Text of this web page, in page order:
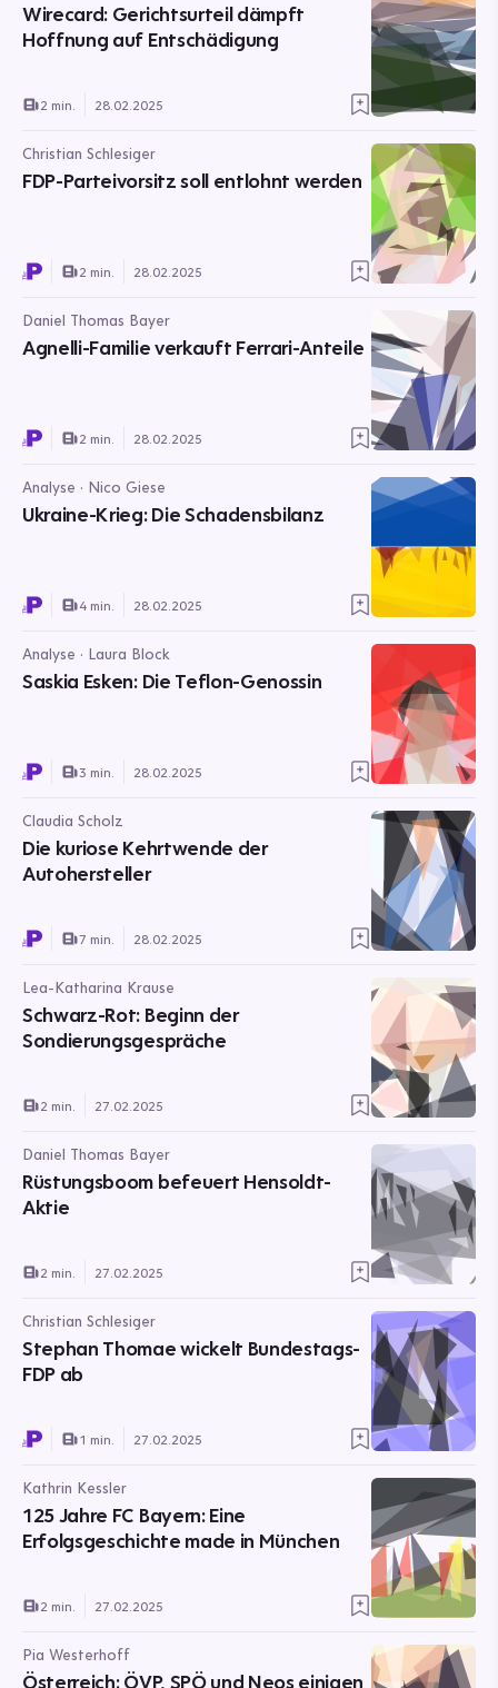
Wirecard: Gerichtsurteil dämpft
Hoffnung auf Entschädigung
2 min. 28.02.2025
Christian Schlesiger
FDP-Parteivorsitz soll entlohnt werden
2 min. 28.02.2025
Daniel Thomas Bayer
Agnelli-Familie verkauft Ferrari-Anteile
2 min. 28.02.2025
Analyse · Nico Giese
Ukraine-Krieg: Die Schadensbilanz
4 min. 28.02.2025
Analyse · Laura Block
Saskia Esken: Die Teflon-Genossin
3 min. 28.02.2025
Claudia Scholz
Die kuriose Kehrtwende der
Autohersteller
7 min. 28.02.2025
Lea-Katharina Krause
Schwarz-Rot: Beginn der
Sondierungsgespräche
2 min. 27.02.2025
Daniel Thomas Bayer
Rüstungsboom befeuert Hensoldt-
Aktie
2 min. 27.02.2025
Christian Schlesiger
Stephan Thomae wickelt Bundestags-
FDP ab
1 min. 27.02.2025
Kathrin Kessler
125 Jahre FC Bayern: Eine
Erfolgsgeschichte made in München
2 min. 27.02.2025
Pia Westerhoff
Österreich: ÖVP, SPÖ und Neos einigen